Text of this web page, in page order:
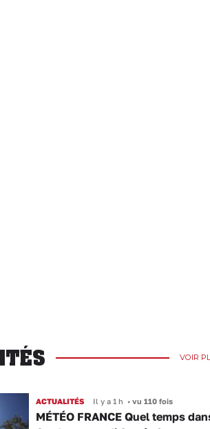
VOIR
ACTUALITÉS Il y a 1 h •vu 110 fois
MÉTÉO FRANCE Quel temps